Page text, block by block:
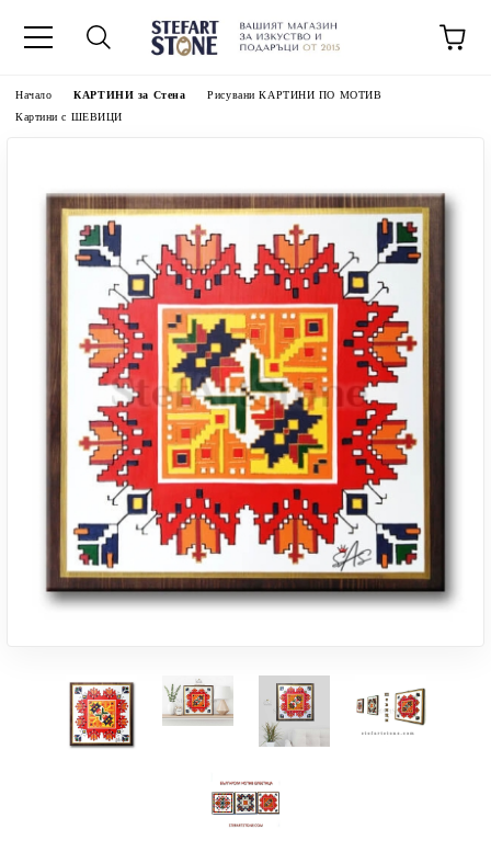
Начало КАРТИНИ за Стена
Рисувани КАРТИНИ ПО МОТИВ
Картини с ШЕВИЦИ